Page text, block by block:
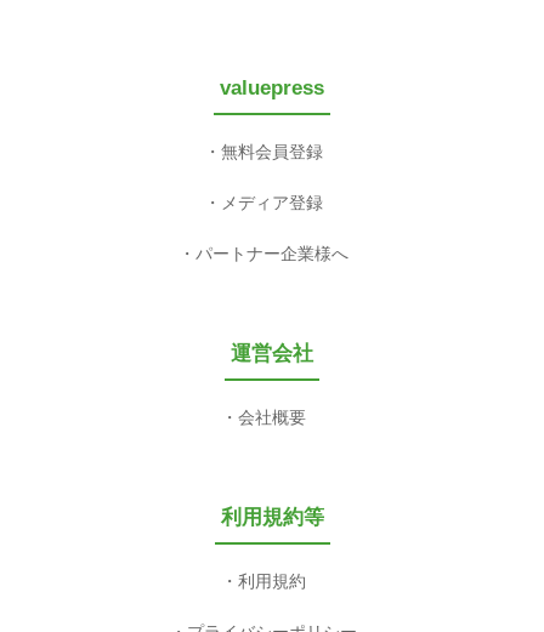
valuepress
無料会員登録
メディア登録
パートナー企業様へ
運営会社
会社概要
利用規約等
利用規約